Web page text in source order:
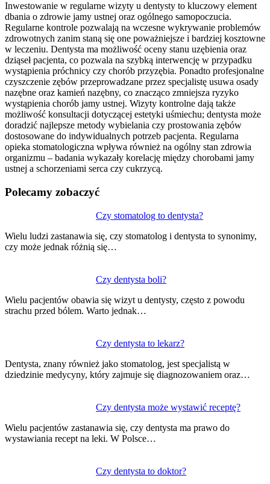
Inwestowanie w regularne wizyty u dentysty to kluczowy element
dbania o zdrowie jamy ustnej oraz ogólnego samopoczucia.
Regularne kontrole pozwalają na wczesne wykrywanie problemów
zdrowotnych zanim staną się one poważniejsze i bardziej kosztowne
w leczeniu. Dentysta ma możliwość oceny stanu uzębienia oraz
dziąseł pacjenta, co pozwala na szybką interwencję w przypadku
wystąpienia próchnicy czy chorób przyzębia. Ponadto profesjonalne
czyszczenie zębów przeprowadzane przez specjalistę usuwa osady
nazębne oraz kamień nazębny, co znacząco zmniejsza ryzyko
wystąpienia chorób jamy ustnej. Wizyty kontrolne dają także
możliwość konsultacji dotyczącej estetyki uśmiechu; dentysta może
doradzić najlepsze metody wybielania czy prostowania zębów
dostosowane do indywidualnych potrzeb pacjenta. Regularna
opieka stomatologiczna wpływa również na ogólny stan zdrowia
organizmu – badania wykazały korelację między chorobami jamy
ustnej a schorzeniami serca czy cukrzycą.
Polecamy zobaczyć
Czy stomatolog to dentysta?
Wielu ludzi zastanawia się, czy stomatolog i dentysta to synonimy,
czy może jednak różnią się…
Czy dentysta boli?
Wielu pacjentów obawia się wizyt u dentysty, często z powodu
strachu przed bólem. Warto jednak…
Czy dentysta to lekarz?
Dentysta, znany również jako stomatolog, jest specjalistą w
dziedzinie medycyny, który zajmuje się diagnozowaniem oraz…
Czy dentysta może wystawić receptę?
Wielu pacjentów zastanawia się, czy dentysta ma prawo do
wystawiania recept na leki. W Polsce…
Czy dentysta to doktor?
wpisu